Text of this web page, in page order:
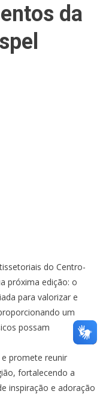
da
do Centro-
próxima edição: o
para valorizar e
um
possam
promete reunir
fortalecendo a
inspiração e adoração